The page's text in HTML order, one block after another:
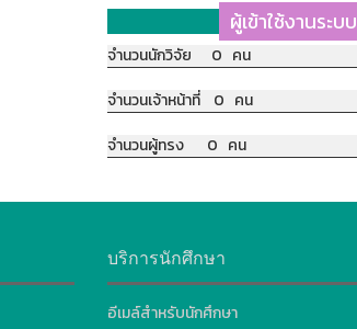
ผู้เข้าใช้งานระบบ
จำนวนนักวิจัย 0 คน
จำนวนเจ้าหน้าที่ 0 คน
จำนวนผู้ทรง 0 คน
บริการนักศึกษา
อีเมล์สำหรับนักศึกษา